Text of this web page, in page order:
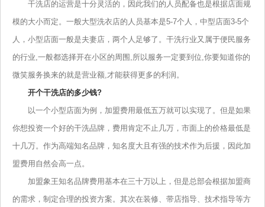
干洗店的运营是十分灵活的，因此我们的人员配备也是根据店面规
模的大小而定。一般大型洗衣店的人员基本是5-7个人，中型店面3-5个
人，小型店面一般是夫妻店，两个人足够了。干洗行业又属于便民服务
的行业,一般都选择开在小区的周围,所以服务一定要到位,你要知道你的
微笑服务换来的就是营业额,才能获得更多的利润。
开个干洗店的多少钱?
以一个小型店面为例，加盟费用最低五万就可以实现了。但是如果
你想投资一个好的干洗品牌，费用肯定不止几万，市面上的价格最低是
十几万。作为高端知名品牌，知名度大且有强的技术作为后援，因此加
盟费用自然会高一点。
加盟象王知名品牌费用基本在三十万以上，但是总部会根据加盟商
的需求，制定合理的投资方案。其次在装修、带店指导、技术指导等方